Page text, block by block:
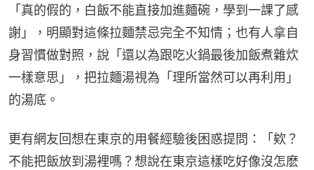
「真的假的，白飯不能直接加進麵碗，學到一課了感
謝」，明顯對這條拉麵禁忌完全不知情；也有人拿自
身習慣做對照，說「還以為跟吃火鍋最後加飯煮雜炊
一樣意思」，把拉麵湯視為「理所當然可以再利用」
的湯底。
更有網友回想在東京的用餐經驗後困惑提問：「欸？
不能把飯放到湯裡嗎？想說在東京這樣吃好像沒怎麽